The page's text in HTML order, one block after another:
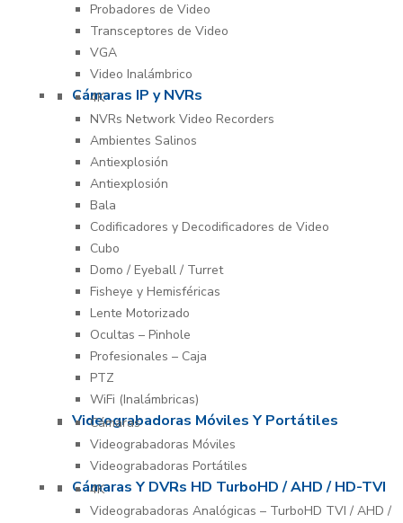
Probadores de Video
Transceptores de Video
VGA
Video Inalámbrico
Cámaras IP y NVRs
4K
NVRs Network Video Recorders
Ambientes Salinos
Antiexplosión
Antiexplosión
Bala
Codificadores y Decodificadores de Video
Cubo
Domo / Eyeball / Turret
Fisheye y Hemisféricas
Lente Motorizado
Ocultas – Pinhole
Profesionales – Caja
PTZ
WiFi (Inalámbricas)
Videograbadoras Móviles Y Portátiles
Cámaras
Videograbadoras Móviles
Videograbadoras Portátiles
Cámaras Y DVRs HD TurboHD / AHD / HD-TVI
4K
Videograbadoras Analógicas – TurboHD TVI / AHD /